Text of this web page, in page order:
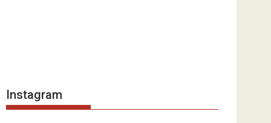
Instagram